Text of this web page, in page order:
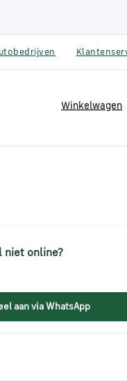
Winkelwagen
niet online?
aan via WhatsApp